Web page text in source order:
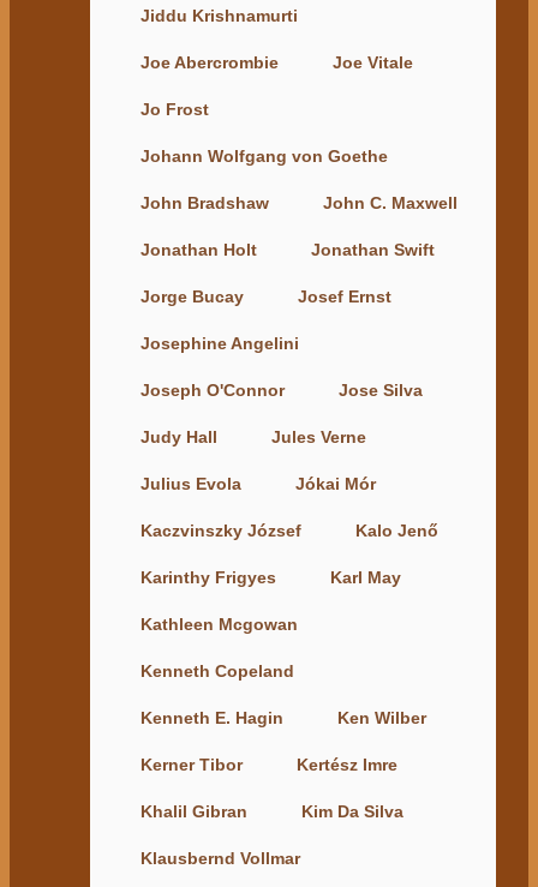
Jiddu Krishnamurti
Joe Abercrombie Joe Vitale
Jo Frost
Johann Wolfgang von Goethe
John Bradshaw John C. Maxwell
Jonathan Holt Jonathan Swift
Jorge Bucay Josef Ernst
Josephine Angelini
Joseph O'Connor Jose Silva
Judy Hall Jules Verne
Julius Evola Jókai Mór
Kaczvinszky József Kalo Jenő
Karinthy Frigyes Karl May
Kathleen Mcgowan
Kenneth Copeland
Kenneth E. Hagin Ken Wilber
Kerner Tibor Kertész Imre
Khalil Gibran Kim Da Silva
Klausbernd Vollmar